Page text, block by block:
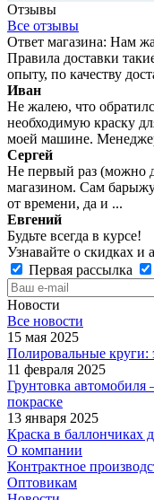
Отзывы
Все отзывы
Ответ магазина: Нам
Правила доставки
опыту, по качеству
Иван
Не жалею, что
необходимую краску
моей машине.
Сергей
Не первый раз (можно
магазином. Сам
от времени, да и ...
Евгений
Будьте всегда в курсе!
Узнавайте о скидках и
Первая рассылка
Новости
Все новости
15 мая 2025
Полировальные круги:
11 февраля 2025
Грунтовка
покраске
13 января 2025
Краска в баллончиках
О компании
Контрактное
Оптовикам